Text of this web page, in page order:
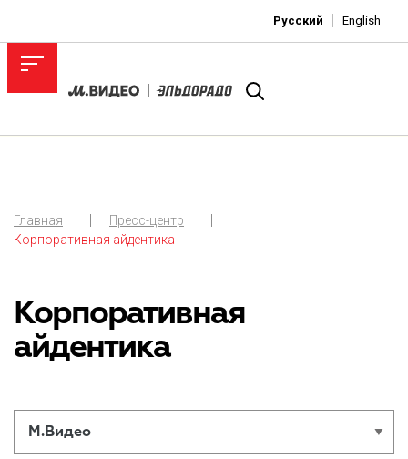
Русский English
Главная
Пресс-центр
Корпоративная айдентика
Корпоративная
айдентика
М.Видео